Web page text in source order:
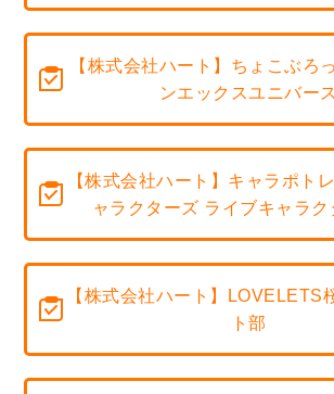
【株式会社ハート】ちょこぶろ
ンエックスユニバース
【株式会社ハート】キャラポト
ャラクターズ ライブキャラ
【株式会社ハート】LOVELETS
ト部